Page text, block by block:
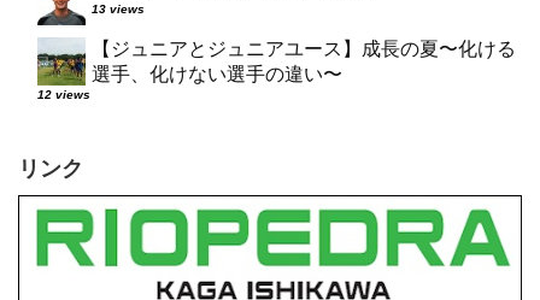
13 views
【ジュニアとジュニアユース】成長の夏〜化ける
選手、化けない選手の違い〜
12 views
リンク